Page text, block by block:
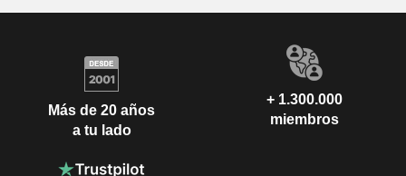
Más de 20 años
a tu lado
+ 1.300.000
miembros